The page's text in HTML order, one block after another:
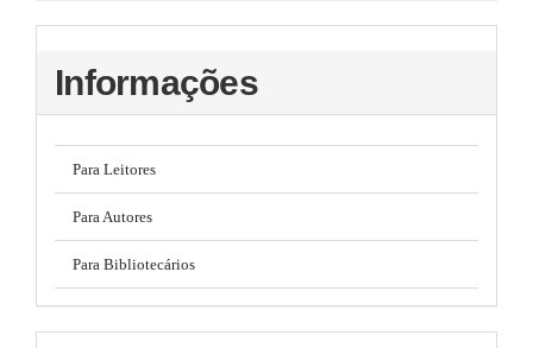
Informações
Para Leitores
Para Autores
Para Bibliotecários